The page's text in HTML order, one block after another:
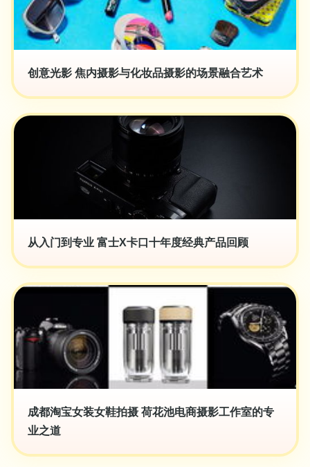
创意光影 焦内摄影与化妆品摄影的场景融合艺术
从入门到专业 富士X卡口十年度经典产品回顾
成都淘宝女装女鞋拍摄 荷花池电商摄影工作室的专
业之道